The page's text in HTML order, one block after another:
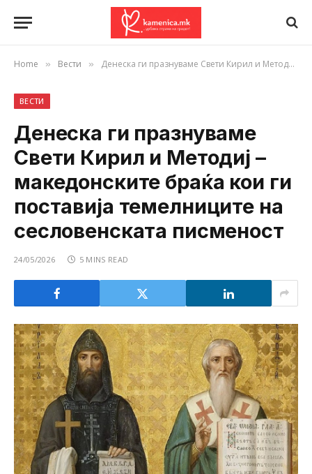
Home » Вести » Денеска ги празнуваме Свети Кирил и Методиј – македонските браќа кои ги поставија темелниците на сесловенската писменост
ВЕСТИ
Денеска ги празнуваме
Свети Кирил и Методиј –
македонските браќа кои ги
поставија темелниците на
сесловенската писменост
24/05/2026 5 MINS READ